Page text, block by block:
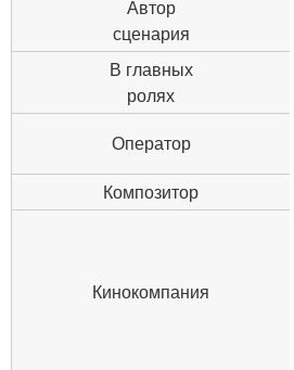
Автор
сценария
В главных
ролях
Оператор
Композитор
Кинокомпания